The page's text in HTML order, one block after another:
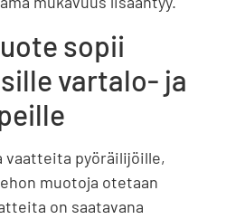
sopii
vartalo- ja
vaatteita pyöräilijöille,
muotoja otetaan
on saatavana